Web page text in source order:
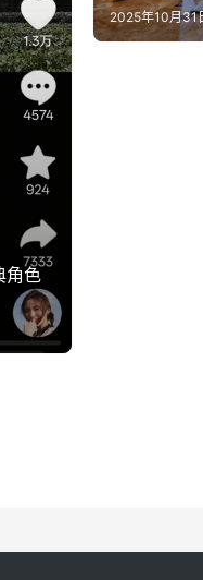
角色
2025年10月31